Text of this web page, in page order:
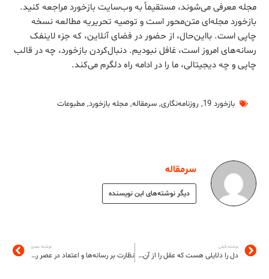
مجله معرفی می‌شوند، مستقیماً به وب‌سایت بازخورد مراجعه کنید.
بازخورد مجله‌ای متن‌محور است و توصیه تحریریه مطالعه نسخه
چاپی است. بااین‌حال، از حضور در فضای آنلاین، که جزء لاینفک
رسانه‌های امروز است، غافل نبودیم. دنبال‌کردن بازخورد، چه در قالب
چاپی و چه دیجیتالی، ما را در ادامه راه دلگرم می‌کند.
بازخورد 19 , روزنامه‌نگاری, سرمقاله, مجله بازخورد, مطبوعات
سرمقاله
دیگر نوشته‌های این نویسنده
نوشته قبلی
دل را دلایلی هست که عقل را از آن‌ها خبر نیست
نوشته بعدی
نظارت بر رسانه‌ها و اعتماد در عصر رسانه‌های اجتماعی